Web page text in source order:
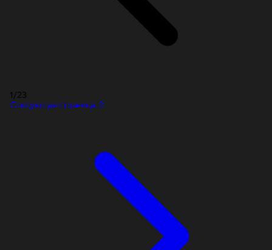
1/23
Следующая страница, 2